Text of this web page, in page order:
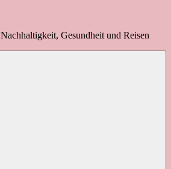
Gesundheit und Reisen